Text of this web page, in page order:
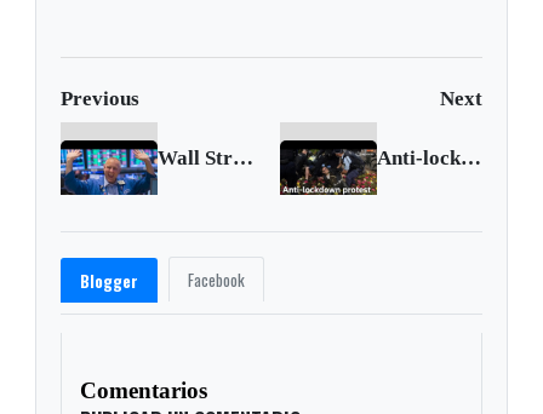
Previous Next
Wall Street closes at record highs Anti-lockdown protest turns violent in Sydney
Blogger Facebook
Comentarios